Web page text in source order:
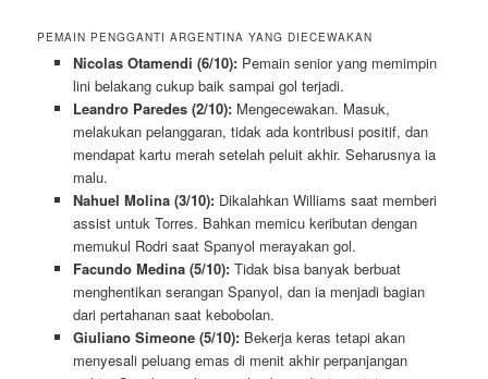
PEMAIN PENGGANTI ARGENTINA YANG DIECEWAKAN
Nicolas Otamendi (6/10):Pemain senior yang memimpin
lini belakang cukup baik sampai gol terjadi.
Leandro Paredes (2/10):Mengecewakan. Masuk,
melakukan pelanggaran, tidak ada kontribusi positif, dan
mendapat kartu merah setelah peluit akhir. Seharusnya ia
malu.
Nahuel Molina (3/10):Dikalahkan Williams saat memberi
assist untuk Torres. Bahkan memicu keributan dengan
memukul Rodri saat Spanyol merayakan gol.
Facundo Medina (5/10):Tidak bisa banyak berbuat
menghentikan serangan Spanyol, dan ia menjadi bagian
dari pertahanan saat kebobolan.
Giuliano Simeone (5/10):Bekerja keras tetapi akan
menyesali peluang emas di menit akhir perpanjangan